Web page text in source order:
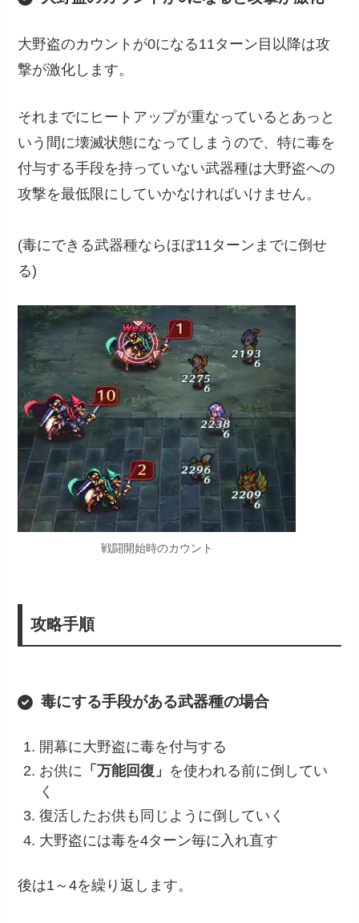
大野盗のカウントが0になる11ターン目以降は攻
撃が激化します。
それまでにヒートアップが重なっているとあっと
いう間に壊滅状態になってしまうので、特に毒を
付与する手段を持っていない武器種は大野盗への
攻撃を最低限にしていかなければいけません。
(毒にできる武器種ならほぼ11ターンまでに倒せ
る)
戦闘開始時のカウント
攻略手順
毒にする手段がある武器種の場合
開幕に大野盗に毒を付与する
お供に 「万能回復」 を使われる前に倒してい
く
復活したお供も同じように倒していく
大野盗には毒を4ターン毎に入れ直す
後は1～4を繰り返します。